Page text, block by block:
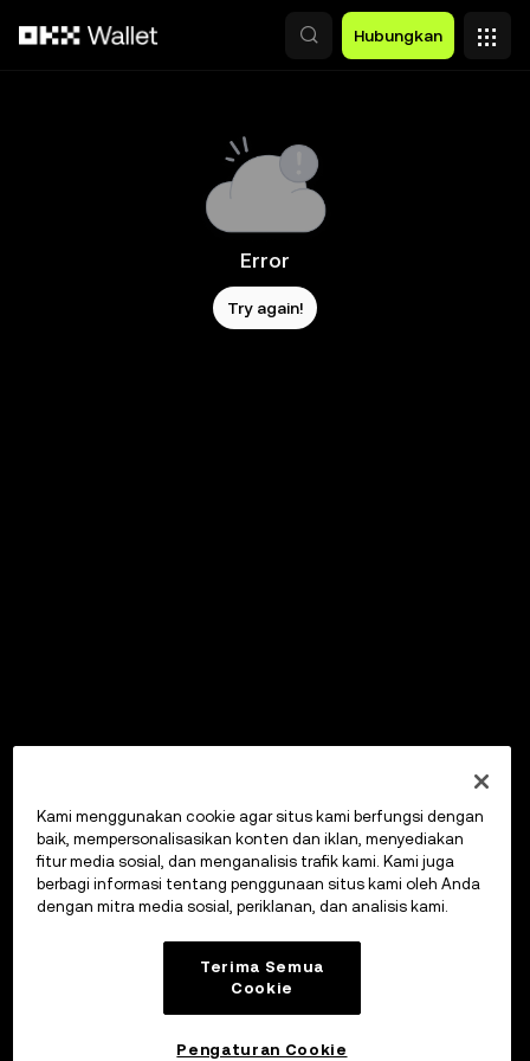
Hubungkan
Error
Try again!
Kami menggunakan cookie agar situs kami berfungsi dengan
baik, mempersonalisasikan konten dan iklan, menyediakan
fitur media sosial, dan menganalisis trafik kami. Kami juga
berbagi informasi tentang penggunaan situs kami oleh Anda
dengan mitra media sosial, periklanan, dan analisis kami.
Terima Semua
Cookie
Pengaturan Cookie